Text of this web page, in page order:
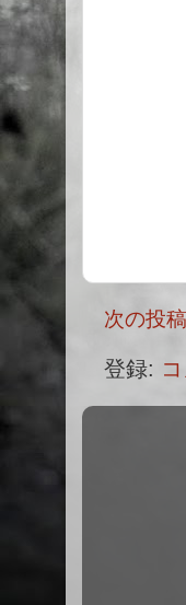
次の投稿
登録: